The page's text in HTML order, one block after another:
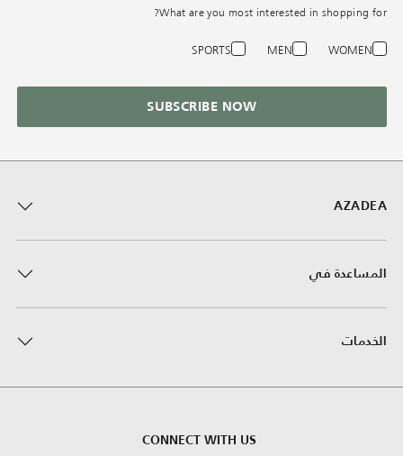
AZADEA
المساعدة في
الخدمات
CONNECT WITH US
What are you most interested in shopping for?
WOMEN
MEN
SPORTS
SUBSCRIBE NOW